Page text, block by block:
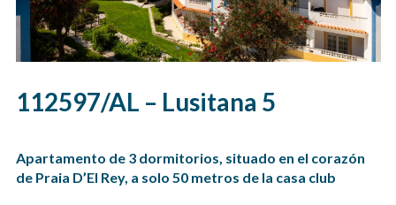
112597/AL – Lusitana 5
Apartamento de 3 dormitorios, situado en el corazón
de Praia D’El Rey, a solo 50 metros de la casa club